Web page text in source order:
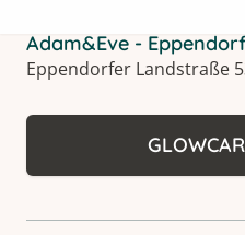
Adam&Eve - Eppendorf
Eppendorfer Landstraße